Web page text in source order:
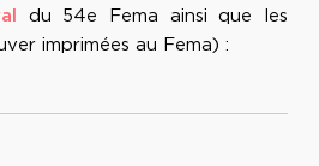
du 54e Fema ainsi que les
imprimées au Fema) :